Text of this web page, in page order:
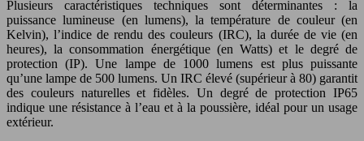
Plusieurs caractéristiques techniques sont déterminantes : la
puissance lumineuse (en lumens), la température de couleur (en
Kelvin), l’indice de rendu des couleurs (IRC), la durée de vie (en
heures), la consommation énergétique (en Watts) et le degré de
protection (IP). Une lampe de 1000 lumens est plus puissante
qu’une lampe de 500 lumens. Un IRC élevé (supérieur à 80) garantit
des couleurs naturelles et fidèles. Un degré de protection IP65
indique une résistance à l’eau et à la poussière, idéal pour un usage
extérieur.